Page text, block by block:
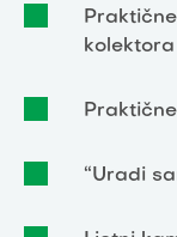
kolektora
“Uradi